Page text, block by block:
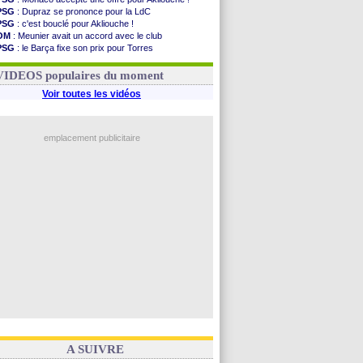
: Dupraz se prononce pour la LdC
: c'est bouclé pour Akliouche !
: Meunier avait un accord avec le club
: le Barça fixe son prix pour Torres
: Torres souhaite rejoindre le PSG !
populaires du moment
Voir toutes les vidéos
emplacement publicitaire
A SUIVRE